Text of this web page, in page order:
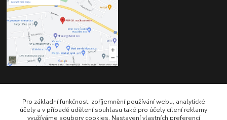
Kontakty
Pro základní funkčnost, zpříjemnění používání webu, analytické
účely a v případě udělení souhlasu také pro účely cílení reklamy
využíváme soubory cookies. Nastavení vlastních preferencí